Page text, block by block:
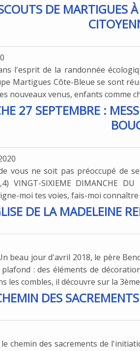
DE MARTIGUES
l'esprit de la randonnée
Martigues Côte-Bleue se sont
nouveaux venus, enfants comme
27 SEPTEMBRE :
vous ne soit pas préoccupé de
VINGT-SIXIEME DIMANCHE
moi tes voies, fais-moi connaître
DE LA MADELEINE
beau jour d'avril 2018, le père
: des éléments de
les combles, il découvre sur la
DES
chemin des sacrements de